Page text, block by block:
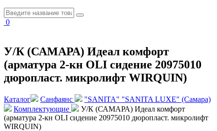
0
У/К (САМАРА) Идеал комфорт
(арматура 2-кн OLI сидение 20975010
дюропласт. микролифт WIRQUIN)
Каталог Санфаянс
"SANITA" "SANITA LUXE" (Самара)
Комплектующие
У/К (САМАРА) Идеал комфорт
(арматура 2-кн OLI сидение 20975010 дюропласт. микролифт
WIRQUIN)